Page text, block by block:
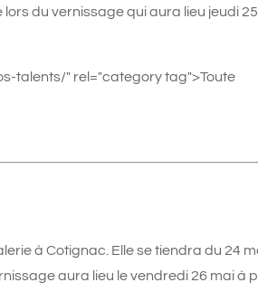
du vernissage qui aura lieu jeudi
talents/" rel="category tag">Toute
à Cotignac. Elle se tiendra du 24
aura lieu le vendredi 26 mai à